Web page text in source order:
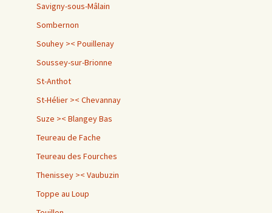
Savigny-sous-Mâlain
Sombernon
Souhey >< Pouillenay
Soussey-sur-Brionne
St-Anthot
St-Hélier >< Chevannay
Suze >< Blangey Bas
Teureau de Fache
Teureau des Fourches
Thenissey >< Vaubuzin
Toppe au Loup